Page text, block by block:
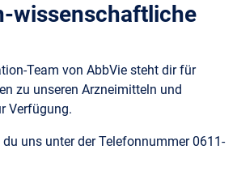
wissenschaftliche
Team von AbbVie steht dir für
zu unseren Arzneimitteln und
Verfügung.
uns unter der Telefonnummer 0611-